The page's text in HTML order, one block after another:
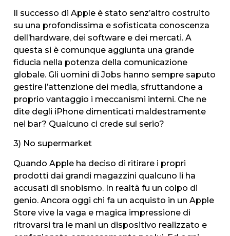
Il successo di Apple è stato senz’altro costruito
su una profondissima e sofisticata conoscenza
dell’hardware, dei software e dei mercati. A
questa si è comunque aggiunta una grande
fiducia nella potenza della comunicazione
globale. Gli uomini di Jobs hanno sempre saputo
gestire l’attenzione dei media, sfruttandone a
proprio vantaggio i meccanismi interni. Che ne
dite degli iPhone dimenticati maldestramente
nei bar? Qualcuno ci crede sul serio?
3) No supermarket
Quando Apple ha deciso di ritirare i propri
prodotti dai grandi magazzini qualcuno li ha
accusati di snobismo. In realtà fu un colpo di
genio. Ancora oggi chi fa un acquisto in un Apple
Store vive la vaga e magica impressione di
ritrovarsi tra le mani un dispositivo realizzato e